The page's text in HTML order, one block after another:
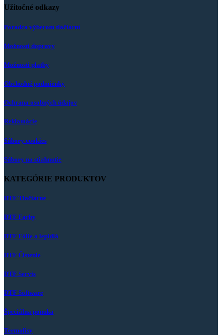
Užitočné odkazy
Poradca výberom tlačiarní
Možnosti dopravy
Možnosti platby
Obchodné podmienky
Ochrana osobných údajov
Reklamácie
Súbory cookies
Súbory na stiahnutie
KATEGÓRIE PRODUKTOV
DTF Tlačiarne
DTF Farby
DTF Fólie a lepidlá
DTF Čistenie
DTF Servis
DTF Software
Špeciálna ponuka
Termolisy